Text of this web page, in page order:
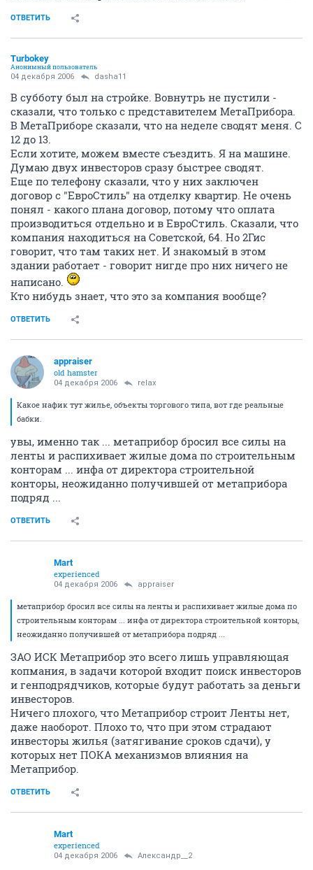
ОТВЕТИТЬ
Turbokey
Анонимный пользователь
04 декабря 2006 dasha11
В субботу был на стройке. Вовнутрь не пустили -
сказали, что только с представителем МетаПрибора.
В МетаПриборе сказали, что на неделе сводят меня. С
12 до 13.
Если хотите, можем вместе съездить. Я на машине.
Думаю двух инвесторов сразу быстрее сводят.
Еще по телефону сказали, что у них заключен
договор с "ЕвроСтиль" на отделку квартир. Не очень
понял - какого плана договор, потому что оплата
производиться отдельно и в ЕвроСтиль. Сказали, что
компания находиться на Советской, 64. Но 2Гис
говорит, что там таких нет. И знакомый в этом
здании работает - говорит нигде про них ничего не
написано.
Кто нибудь знает, что это за компания вообще?
ОТВЕТИТЬ
appraiser
old hamster
04 декабря 2006 relax
Какое нафик тут жилье, объекты торгового типа, вот где реальные
бабки.
увы, именно так ... метаприбор бросил все силы на
ленты и распихивает жилые дома по строительным
конторам ... инфа от директора строительной
конторы, неожиданно получившей от метаприбора
подряд ...
ОТВЕТИТЬ
Mart
experienced
04 декабря 2006 appraiser
метаприбор бросил все силы на ленты и распихивает жилые дома по
строительным конторам ... инфа от директора строительной конторы,
неожиданно получившей от метаприбора подряд ...
ЗАО ИСК Метаприбор это всего лишь управляющая
копмания, в задачи которой входит поиск инвесторов
и генподрядчиков, которые будут работать за деньги
инвесторов.
Ничего плохого, что Метаприбор строит Ленты нет,
даже наоборот. Плохо то, что при этом страдают
инвесторы жилья (затягивание сроков сдачи), у
которых нет ПОКА механизмов влияния на
Метаприбор.
ОТВЕТИТЬ
Mart
experienced
04 декабря 2006 Александр__2